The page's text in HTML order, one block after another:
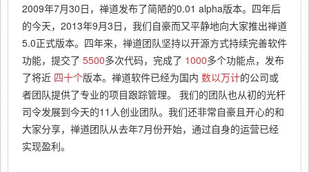
2009年7月30日，禅道发布了简陋的0.01 alpha版本。四年后
的今天，2013年9月3日，我们自豪而又平静地向大家推出禅道
5.0正式版本。四年来，禅道团队坚持以开源方式持续完善软件
功能，提交了 5500多次代码，完成了 1000多个功能点，发布
了将近 四十个版本。禅道软件已经为国内 数以万计的公司或
者团队提供了专业的项目跟踪管理。 我们的团队也从初的光杆
司令发展到今天的11人创业团队。我们还非常自豪且开心的和
大家分享，禅道团队从去年7月份开始，通过自身的运营已经
实现盈利。